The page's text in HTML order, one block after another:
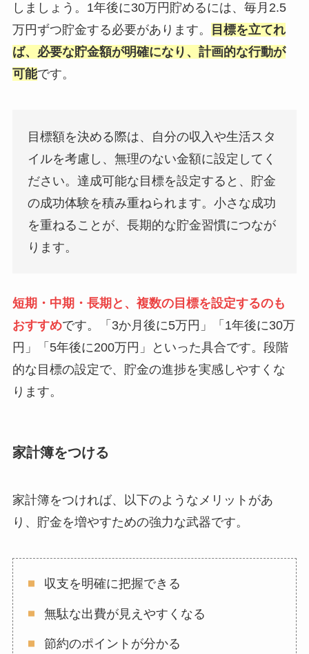
しましょう。1年後に30万円貯めるには、毎月2.5
万円ずつ貯金する必要があります。
目標を立てれ
ば、必要な貯金額が明確になり、計画的な行動が
可能です。
目標額を決める際は、自分の収入や生活スタ
イルを考慮し、無理のない金額に設定してく
ださい。達成可能な目標を設定すると、貯金
の成功体験を積み重ねられます。小さな成功
を重ねることが、長期的な貯金習慣につなが
ります。
短期・中期・長期と、複数の目標を設定するのも
おすすめです。「3か月後に5万円」「1年後に30万
円」「5年後に200万円」といった具合です。段階
的な目標の設定で、貯金の進捗を実感しやすくな
ります。
家計簿をつける
家計簿をつければ、以下のようなメリットがあ
り、貯金を増やすための強力な武器です。
収支を明確に把握できる
無駄な出費が見えやすくなる
節約のポイントが分かる